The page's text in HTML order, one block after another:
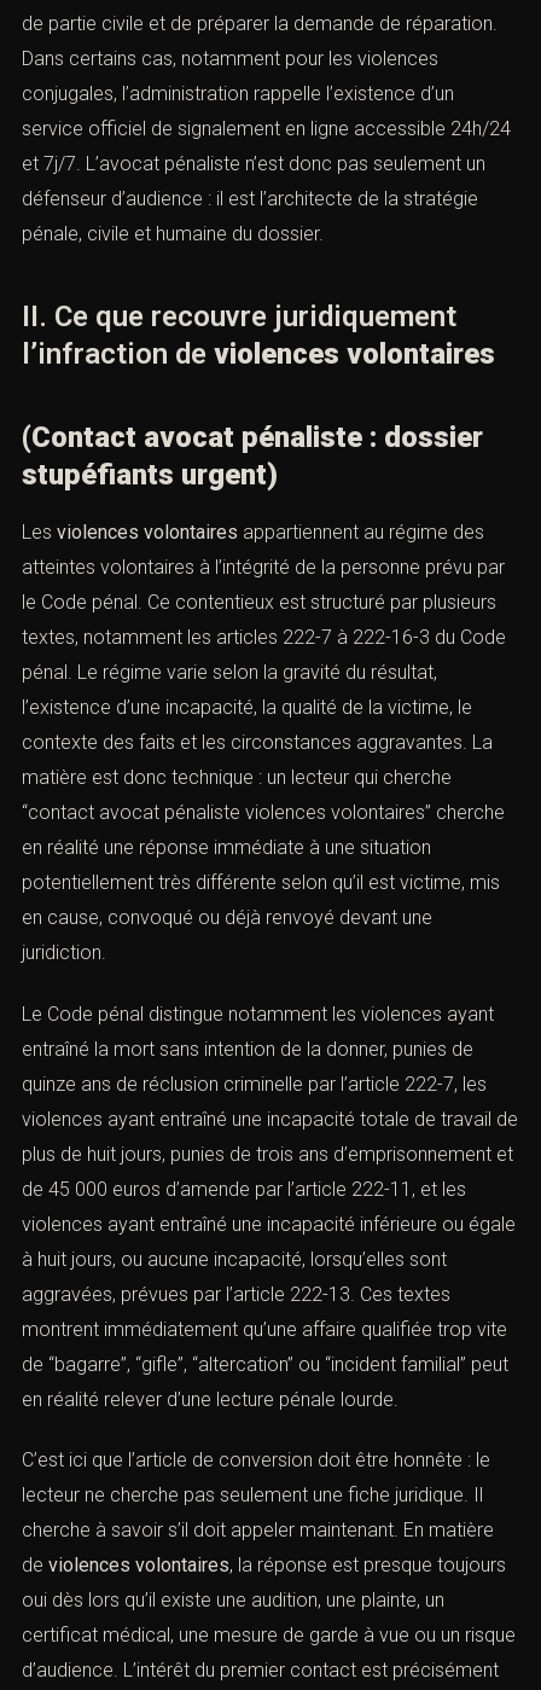
constitution de partie civile et de préparer la demande
de réparation. Dans certains cas, notamment pour les
violences conjugales, l’administration rappelle l’existence
d’un service officiel designalement en ligne accessible
24h/24 et 7j/7. L’avocat pénaliste n’est donc pas
seulement un défenseur d’audience : il est l’architecte de
la stratégie pénale, civile et humaine du dossier.
II. Ce que recouvre juridiquement
l’infraction de violences volontaires
(Contact avocat pénaliste : dossier
stupéfiants urgent)
Les violences volontaires appartiennent au régime des
atteintes volontaires à l’intégrité de la personne prévu
par le Code pénal. Ce contentieux est structuré par
plusieurs textes, notamment lesarticles 222-7 à 222-16-
3 du Code pénal. Le régime varie selon la gravité du
résultat, l’existence d’une incapacité, la qualité de la
victime, le contexte des faits et les circonstances
aggravantes. La matière est donc technique : un lecteur
qui cherche “contact avocat pénaliste violences
volontaires” cherche en réalité une réponse immédiate à
une situation potentiellement très différente selon qu’il
est victime, mis en cause, convoqué ou déjà renvoyé
devant une juridiction.
Le Code pénal distingue notamment les violences ayant
entraîné la mort sans intention de la donner, punies de
quinze ans de réclusion criminelle par l’article 222-7 , les
violences ayant entraîné une incapacité totale de travail
de plus de huit jours, punies de trois ans
d’emprisonnement et de 45 000 euros d’amende par
l’article 222-11, et les violences ayant entraîné une
incapacité inférieure ou égale à huit jours, ou aucune
incapacité, lorsqu’elles sont aggravées, prévues par
l’article 222-13. Ces textes montrent immédiatement
qu’une affaire qualifiée trop vite de “bagarre”, “gifle”,
“altercation” ou “incident familial” peut en réalité relever
C’est ici que l’article de conversion doit être honnête : le
lecteur ne cherche pas seulement une fiche juridique. Il
cherche à savoir s’il doit appeler maintenant. En matière
de violences volontaires, la réponse est presque
toujours oui dès lors qu’il existe une audition, une plainte,
un certificat médical, une mesure de garde à vue ou un